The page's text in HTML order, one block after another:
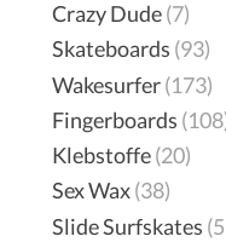
Crazy Dude(7)
Skateboards (93)
Wakesurfer(173)
Fingerboards
Klebstoffe(20)
Sex Wax(38)
Slide Surfskates